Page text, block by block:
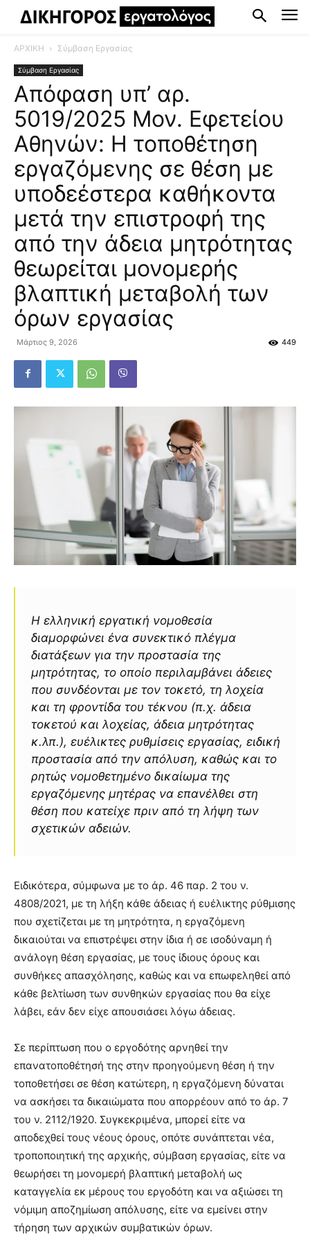
ΑΡΧΙΚΗ Σύμβαση Εργασίας
Σύμβαση Εργασίας
Απόφαση υπ’ αρ.
5019/2025 Μον. Εφετείου
Αθηνών: Η τοποθέτηση
εργαζόμενης σε θέση με
υποδεέστερα καθήκοντα
μετά την επιστροφή της
από την άδεια μητρότητας
θεωρείται μονομερής
βλαπτική μεταβολή των
όρων εργασίας
Μάρτιος 9, 2026 449
Η ελληνική εργατική νομοθεσία
διαμορφώνει ένα συνεκτικό πλέγμα
διατάξεων για την προστασία της
μητρότητας, το οποίο περιλαμβάνει άδειες
που συνδέονται με τον τοκετό, τη λοχεία
και τη φροντίδα του τέκνου (π.χ. άδεια
τοκετού και λοχείας, άδεια μητρότητας
κ.λπ.), ευέλικτες ρυθμίσεις εργασίας, ειδική
προστασία από την απόλυση, καθώς και το
ρητώς νομοθετημένο δικαίωμα της
εργαζόμενης μητέρας να επανέλθει στη
θέση που κατείχε πριν από τη λήψη των
σχετικών αδειών.
Ειδικότερα, σύμφωνα με το άρ. 46 παρ. 2 του ν.
4808/2021, με τη λήξη κάθε άδειας ή ευέλικτης ρύθμισης
που σχετίζεται με τη μητρότητα, η εργαζόμενη
δικαιούται να επιστρέψει στην ίδια ή σε ισοδύναμη ή
ανάλογη θέση εργασίας, με τους ίδιους όρους και
συνθήκες απασχόλησης, καθώς και να επωφεληθεί από
κάθε βελτίωση των συνθηκών εργασίας που θα είχε
λάβει, εάν δεν είχε απουσιάσει λόγω άδειας.
Σε περίπτωση που ο εργοδότης αρνηθεί την
επανατοποθέτησή της στην προηγούμενη θέση ή την
τοποθετήσει σε θέση κατώτερη, η εργαζόμενη δύναται
να ασκήσει τα δικαιώματα που απορρέουν από το άρ. 7
του ν. 2112/1920. Συγκεκριμένα, μπορεί είτε να
αποδεχθεί τους νέους όρους, οπότε συνάπτεται νέα,
τροποποιητική της αρχικής, σύμβαση εργασίας, είτε να
θεωρήσει τη μονομερή βλαπτική μεταβολή ως
καταγγελία εκ μέρους του εργοδότη και να αξιώσει τη
νόμιμη αποζημίωση απόλυσης, είτε να εμείνει στην
τήρηση των αρχικών συμβατικών όρων.